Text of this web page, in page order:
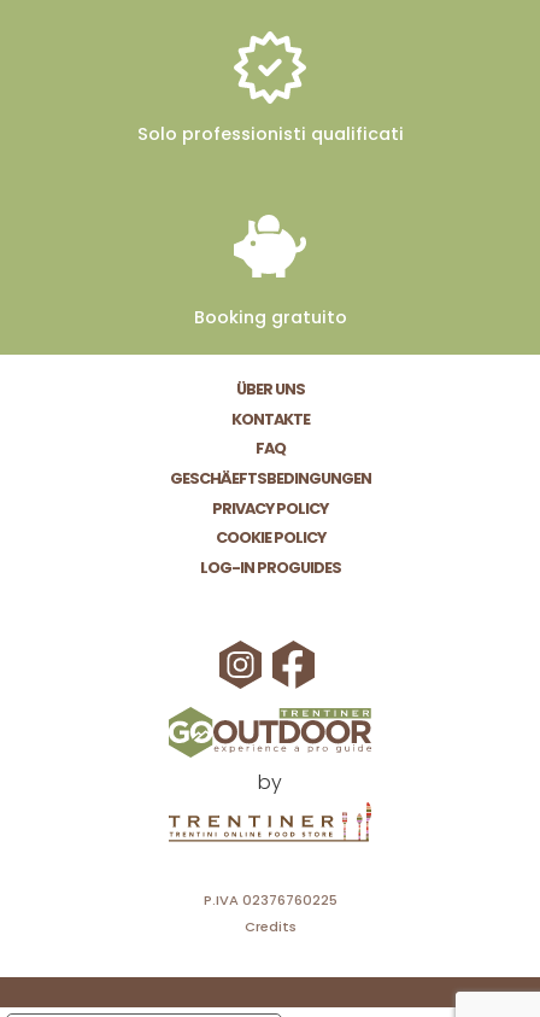
Solo professionisti qualificati
Booking gratuito
ÜBER UNS
KONTAKTE
FAQ
GESCHÄEFTSBEDINGUNGEN
PRIVACY POLICY
COOKIE POLICY
LOG-IN PROGUIDES
by
P.IVA 02376760225
Credits